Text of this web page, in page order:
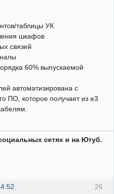
таблицы УК
шкафов
связей
60% выпускаемой
автоматизирована с
ПО, которое получает из е3
сетях и на Ютуб.
26